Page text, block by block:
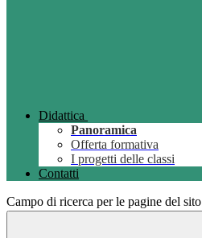
Didattica
Panoramica
Offerta formativa
I progetti delle classi
Contatti
Campo di ricerca per le pagine del sito